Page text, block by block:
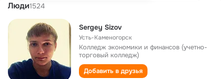
Люди1524
Sergey Sizov
Усть-Каменогорск
Колледж экономики и финансов (учетно-
торговый колледж)
Добавить в друзья